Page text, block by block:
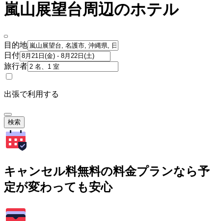
嵐山展望台周辺のホテル
目的地
日付
旅行者
出張で利用する
検索
キャンセル料無料の料金プランなら予
定が変わっても安心